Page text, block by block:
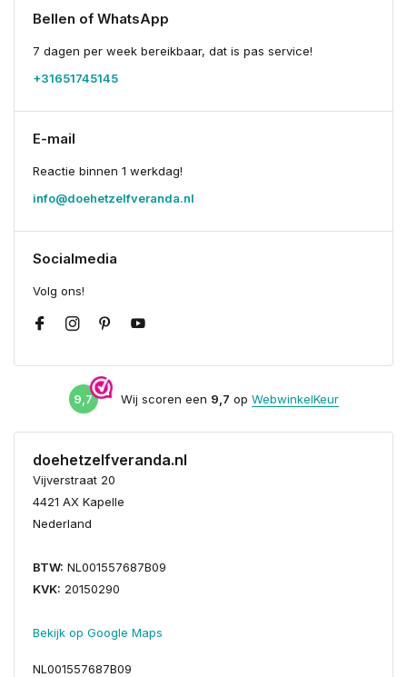
Bellen of WhatsApp
7 dagen per week bereikbaar, dat is pas service!
+31651745145
E-mail
Reactie binnen 1 werkdag!
info@doehetzelfveranda.nl
Socialmedia
Volg ons!
9,7 Wij scoren een 9,7 op WebwinkelKeur
doehetzelfveranda.nl
Vijverstraat 20
4421 AX Kapelle
Nederland
BTW: NL001557687B09
KVK: 20150290
Bekijk op Google Maps
NL001557687B09